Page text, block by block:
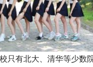
只有北大、清华等少数